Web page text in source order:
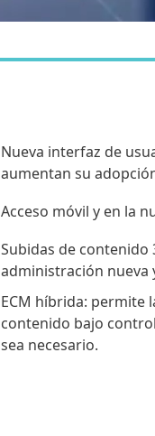
Nueva interfaz de
aumentan su
Acceso móvil y en la
Subidas de contenido
administración nueva
ECM híbrida: permite
contenido bajo
sea necesario.